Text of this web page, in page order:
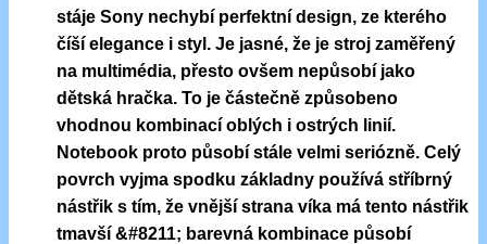
stáje Sony nechybí perfektní design, ze kterého
číší elegance i styl. Je jasné, že je stroj zaměřený
na multimédia, přesto ovšem nepůsobí jako
dětská hračka. To je částečně způsobeno
vhodnou kombinací oblých i ostrých linií.
Notebook proto působí stále velmi seriózně. Celý
povrch vyjma spodku základny používá stříbrný
nástřik s tím, že vnější strana víka má tento nástřik
tmavší &#8211; barevná kombinace působí